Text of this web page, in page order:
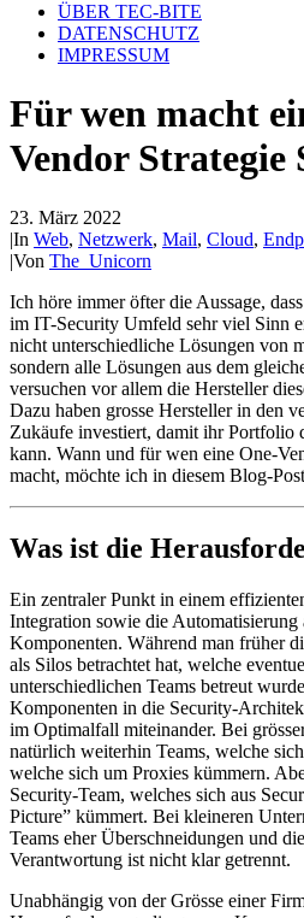
ÜBER TEC-BITE
DATENSCHUTZ
IMPRESSUM
Für wen macht
Vendor Strategie
23. März 2022
|In Web, Netzwerk, Mail, Cloud,
|Von The_Unicorn
Ich höre immer öfter die Aussage,
im IT-Security Umfeld sehr viel Sinn
nicht unterschiedliche Lösungen von
sondern alle Lösungen aus dem
versuchen vor allem die Hersteller
Dazu haben grosse Hersteller in den
Zukäufe investiert, damit ihr Portfolio
kann. Wann und für wen eine One-
macht, möchte ich in diesem Blog-
Was ist die
Ein zentraler Punkt in einem
Integration sowie die Automatisierung
Komponenten. Während man früher
als Silos betrachtet hat, welche
unterschiedlichen Teams betreut
Komponenten in die Security-
im Optimalfall miteinander. Bei
natürlich weiterhin Teams, welche
welche sich um Proxies kümmern.
Security-Team, welches sich aus
Picture” kümmert. Bei kleineren
Teams eher Überschneidungen und
Verantwortung ist nicht klar getrennt.
Unabhängig von der Grösse einer